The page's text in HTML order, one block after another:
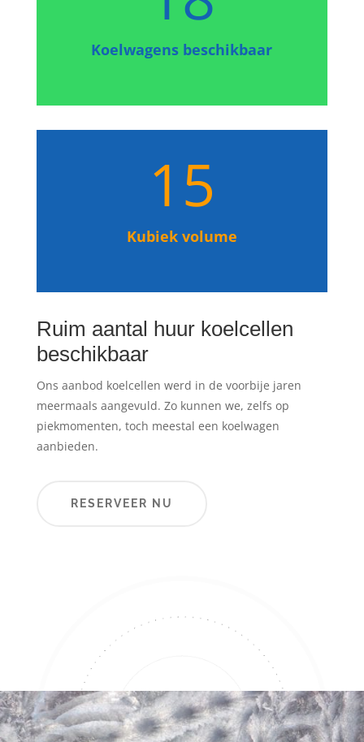
Koelwagens beschikbaar
15
Kubiek volume
Ruim aantal huur koelcellen
beschikbaar
Ons aanbod koelcellen werd in de voorbije jaren
meermaals aangevuld. Zo kunnen we, zelfs op
piekmomenten, toch meestal een koelwagen
aanbieden.
RESERVEER NU